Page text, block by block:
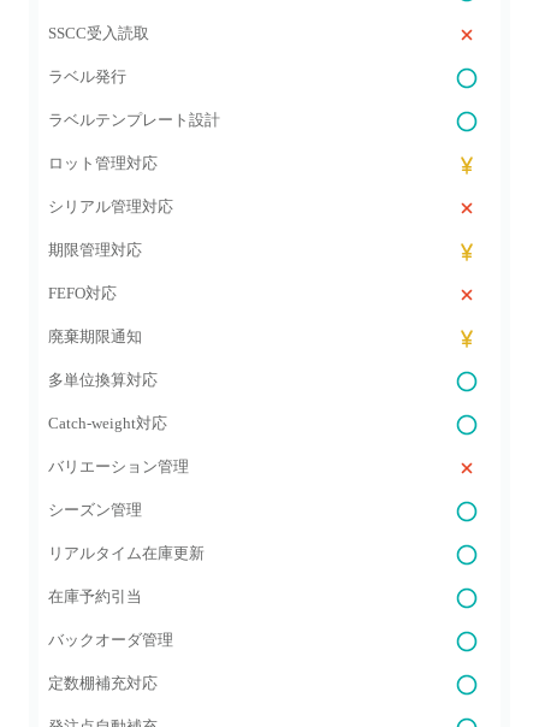
SSCC受入読取
ラベル発行
ラベルテンプレート設計
ロット管理対応
シリアル管理対応
期限管理対応
FEFO対応
廃棄期限通知
多単位換算対応
Catch‑weight対応
バリエーション管理
シーズン管理
リアルタイム在庫更新
在庫予約引当
バックオーダ管理
定数棚補充対応